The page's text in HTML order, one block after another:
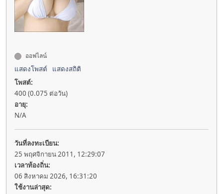
ออฟไลน์
แสดงโพสต์
แสดงสถิติ
โพสต์:
400 (0.075 ต่อวัน)
อายุ:
N/A
วันที่ลงทะเบียน:
25 พฤศจิกายน 2011, 12:29:07
เวลาท้องถิ่น:
06 สิงหาคม 2026, 16:31:20
ใช้งานล่าสุด: